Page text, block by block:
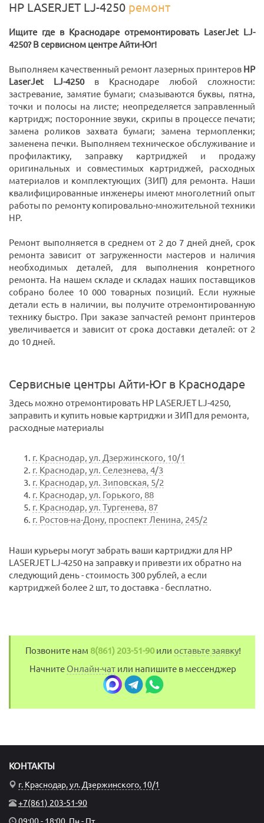
HP LASERJET LJ-4250 ремонт
Ищите где в Краснодаре отремонтировать LaserJet LJ-
4250? В сервисном центре Айти-Юг!
Выполняем качественный ремонт лазерных принтеров HP
LaserJet LJ-4250в Краснодаре любой сложности:
застревание, замятие бумаги; смазываются буквы, пятна,
точки и полосы на листе; неопределяется заправленный
картридж; посторонние звуки, скрипы в процессе печати;
замена роликов захвата бумаги; замена термопленки;
заменена печки. Выполняем техническое обслуживание и
профилактику, заправку картриджей и продажу
оригинальных и совместимых картриджей, расходных
материалов и комплектующих (ЗИП) для ремонта. Наши
квалифицированные инженеры имеют многолетний опыт
работы по ремонту копировально-множительной техники
HP.
Ремонт выполняется в среднем от 2 до 7 дней дней, срок
ремонта зависит от загруженности мастеров и наличия
необходимых деталей, для выполнения конретного
ремонта. На нашем складе и складах наших поставщиков
собрано более 10 000 товарных позиций. Если нужные
детали есть в наличии, вы получите отремонтированную
технику быстро. При заказе запчастей ремонт принтеров
увеличивается и зависит от срока доставки деталей: от 2
до 10 дней.
Сервисные центры Айти-Юг в Краснодаре
Здесь можно отремонтировать HP LASERJET LJ-4250,
заправить и купить новые картриджи и ЗИП для ремонта,
расходные материалы
г. Краснодар, ул. Дзержинского, 10/1
г. Краснодар, ул. Селезнева, 4/3
г. Краснодар, ул. Зиповская, 5/2
г. Краснодар, ул. Горького, 88
г. Краснодар, ул. Тургенева, 87
г. Ростов-на-Дону, проспект Ленина, 245/2
Наши курьеры могут забрать ваши картриджи для HP
LASERJET LJ-4250 на заправку и привезти их обратно на
следующий день - стоимость 300 рублей, а если
картриджей более 2 шт, то доставка - бесплатно.
Позвоните нам 8(861) 203-51-90или оставьте заявку!
Начните Онлайн-чат или напишите в мессенджер
КОНТАКТЫ
г. Краснодар, ул. Дзержинского, 10/1
+7(861) 203-51-90